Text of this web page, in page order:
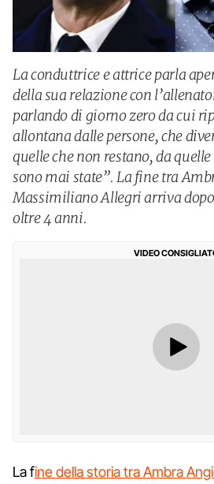
La conduttrice e attrice parla
della sua relazione con
parlando di giorno zero da cui
allontana dalle persone, che
quelle che non restano, da
sono mai state”. La fine tra
Massimiliano Allegri arriva
oltre 4 anni.
VIDEO
La fine della storia tra Ambra